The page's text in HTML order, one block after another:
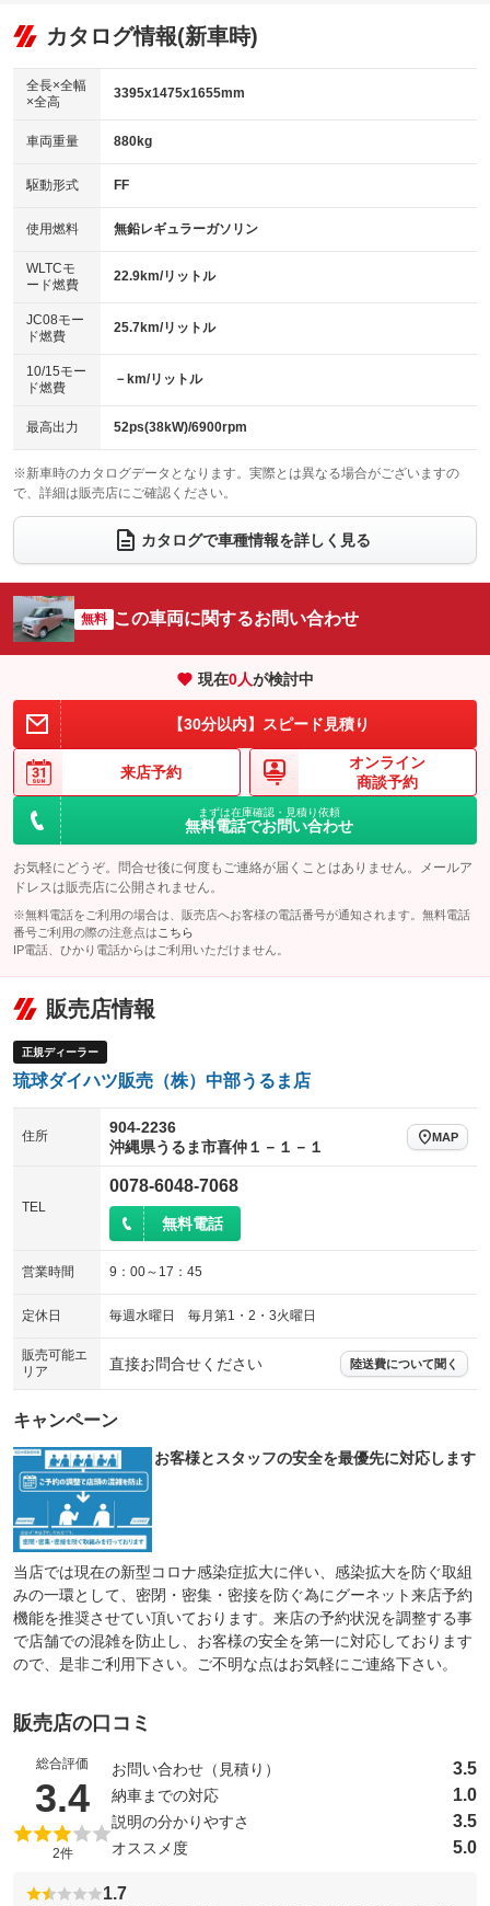
リフトアップ
：装備なし
：装備なし
パワーウィンドウ
アイドリングストップ
：装備なし
USB入力端子
：装備なし
100V電源
：装備なし
センターデフロック
：装備なし
電動格納ミラー
：装備なし
ビジュアル
：装備なし
：装備なし
革シート
キーレス
HID(キセノンライト)
：装備なし
バックカメラ
：装備なし
エアロ
：装備なし
：装備なし
パワーシート
ベンチシート
：装備なし
チップアップシート
：装備なし
：装備なし ：装備なし
ウォークスルー
：装備なし
電動リアゲート フロントカメラ
：装備なし
：装備なし ：装備なし
サイドカメラ
：装備なし ルーフレール
：装備なし
：装備なし
：装備なし
カタログ情報(新車時)
全長×全幅
×全高
3395x1475x1655mm
車両重量 880kg
駆動形式 FF
使用燃料 無鉛レギュラーガソリン
WLTCモ
ード燃費
22.9km/リットル
JC08モー
ド燃費
25.7km/リットル
10/15モー
ド燃費
－km/リットル
最高出力 52ps(38kW)/6900rpm
※新車時のカタログデータとなります。実際とは異なる場合がございますの
で、詳細は販売店にご確認ください。
カタログで車種情報を詳しく見る
無料 この車両に関するお問い合わせ
現在0人が検討中
【30分以内】スピード見積り
来店予約
オンライン
商談予約
まずは在庫確認・見積り依頼
無料電話でお問い合わせ
お気軽にどうぞ。問合せ後に何度もご連絡が届くことはありません。メールア
ドレスは販売店に公開されません。
※無料電話をご利用の場合は、販売店へお客様の電話番号が通知されます。無料電話
番号ご利用の際の注意点は こちら
IP電話、ひかり電話からはご利用いただけません。
販売店情報
正規ディーラー
琉球ダイハツ販売（株）中部うるま店
住所
904-2236
沖縄県うるま市喜仲１－１－１
MAP
TEL
0078-6048-7068
無料電話
営業時間 9：00～17：45
定休日 毎週水曜日 毎月第1・2・3火曜日
販売可能エ
リア
直接お問合せください 陸送費について聞く
キャンペーン
お客様とスタッフの安全を最優先に対応します
当店では現在の新型コロナ感染症拡大に伴い、感染拡大を防ぐ取組
みの一環として、密閉・密集・密接を防ぐ為にグーネット来店予約
機能を推奨させてい頂いております。来店の予約状況を調整する事
で店舗での混雑を防止し、お客様の安全を第一に対応しております
ので、是非ご利用下さい。ご不明な点はお気軽にご連絡下さい。
販売店の口コミ
総合評価
3.4（5点満点中）
2件
お問い合わせ（見積り） 3.5
納車までの対応 1.0
説明の分かりやすさ 3.5
オススメ度 5.0
1.7